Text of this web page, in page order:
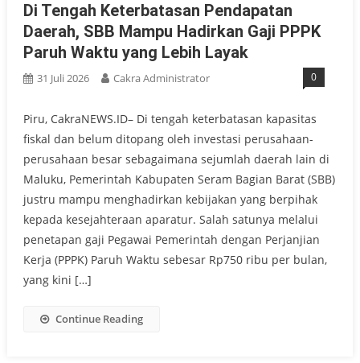
Di Tengah Keterbatasan Pendapatan
Daerah, SBB Mampu Hadirkan Gaji PPPK
Paruh Waktu yang Lebih Layak
31 Juli 2026 Cakra Administrator 0
Piru, CakraNEWS.ID– Di tengah keterbatasan kapasitas
fiskal dan belum ditopang oleh investasi perusahaan-
perusahaan besar sebagaimana sejumlah daerah lain di
Maluku, Pemerintah Kabupaten Seram Bagian Barat (SBB)
justru mampu menghadirkan kebijakan yang berpihak
kepada kesejahteraan aparatur. Salah satunya melalui
penetapan gaji Pegawai Pemerintah dengan Perjanjian
Kerja (PPPK) Paruh Waktu sebesar Rp750 ribu per bulan,
yang kini […]
Continue Reading